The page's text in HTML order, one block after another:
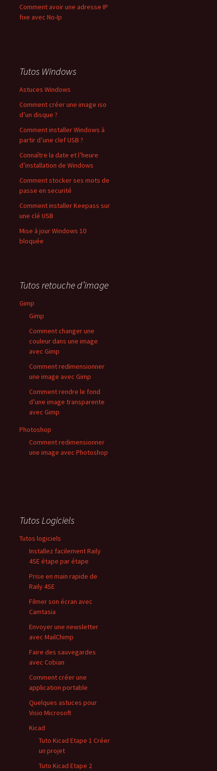
Comment avoir une adresse IP
fixe avec No-Ip
Tutos Windows
Astuces Windows
Comment créer une image iso
d’un disque ?
Comment installer Windows à
partir d’une clef USB ?
Connaître la date et l’heure
d’installation de Windows
Comment stocker ses mots de
passe en securité
Comment installer Keepass sur
une clé USB
Mise à jour Windows 10
bloquée
Tutos retouche d’image
Gimp
Gimp
Comment changer une
couleur dans une image
avec Gimp
Comment redimensionner
une image avec Gimp
Comment rendre le fond
d’une image transparente
avec Gimp
Photoshop
Comment redimensionner
une image avec Photoshop
Tutos Logiciels
Tutos logiciels
Installez facilement Raily
4SE étape par étape
Prise en main rapide de
Raily 4SE
Filmer son écran avec
Camtasia
Envoyer une newsletter
avec MailChimp
Faire des sauvegardes
avec Cobian
Comment créer une
application portable
Quelques astuces pour
Visio Microsoft
Kicad
Tuto Kicad Etape 1 Créer
un projet
Tuto Kicad Etape 2